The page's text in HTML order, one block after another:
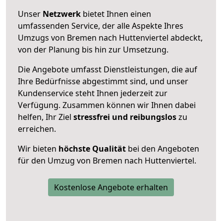
Unser Netzwerk bietet Ihnen einen
umfassenden Service, der alle Aspekte Ihres
Umzugs von Bremen nach Huttenviertel abdeckt,
von der Planung bis hin zur Umsetzung.
Die Angebote umfasst Dienstleistungen, die auf
Ihre Bedürfnisse abgestimmt sind, und unser
Kundenservice steht Ihnen jederzeit zur
Verfügung. Zusammen können wir Ihnen dabei
helfen, Ihr Ziel stressfrei und reibungsloszu
erreichen.
Wir bieten höchste Qualität bei den Angeboten
für den Umzug von Bremen nach Huttenviertel.
Kostenlose Angebote erhalten